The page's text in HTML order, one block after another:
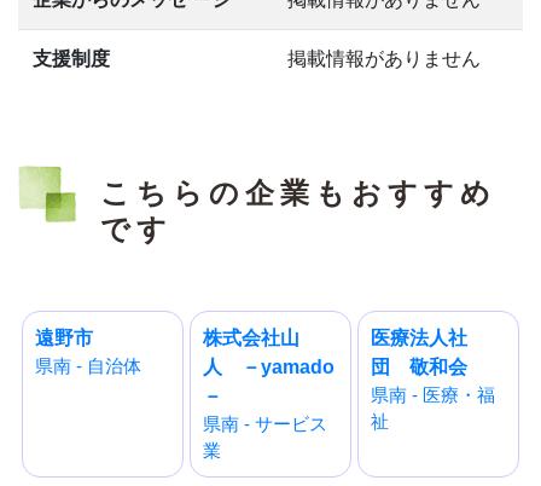
支援制度 掲載情報がありません
こちらの企業もおすすめ
です
遠野市
県南 - 自治体
株式会社山
人 －yamado
－
県南 - サービス
業
医療法人社
団 敬和会
県南 - 医療・福
祉